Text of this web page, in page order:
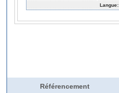
Langue:
Référencement